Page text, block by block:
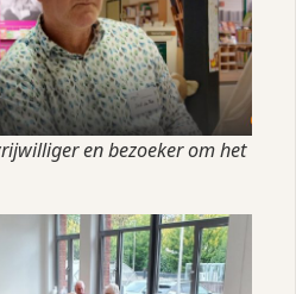
en bezoeker om het